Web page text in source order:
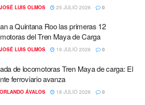
JOSÉ LUIS OLMOS 25 JULIO 2026 0
a Quintana Roo las primeras 12
del Tren Maya de Carga
JOSÉ LUIS OLMOS 19 JULIO 2026 0
de locomotoras Tren Maya de carga: El
ferroviario avanza
ORLANDO ÁVALOS 18 JULIO 2026 0